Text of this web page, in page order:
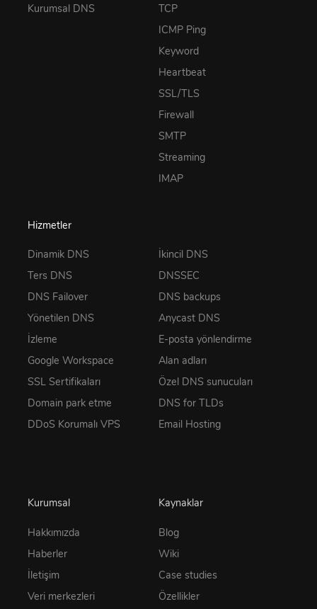
Kurumsal DNS
TCP
ICMP Ping
Keyword
Heartbeat
SSL/TLS
Firewall
SMTP
Streaming
IMAP
Hizmetler
Dinamik DNS
Ters DNS
DNS Failover
Yönetilen DNS
İzleme
Google Workspace
SSL Sertifikaları
Domain park etme
DDoS Korumalı VPS
İkincil DNS
DNSSEC
DNS backups
Anycast DNS
E-posta yönlendirme
Alan adları
Özel DNS sunucuları
DNS for TLDs
Email Hosting
Kurumsal
Hakkımızda
Haberler
İletişim
Veri merkezleri
Kaynaklar
Blog
Wiki
Case studies
Özellikler